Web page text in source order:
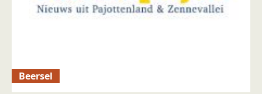
Beersel